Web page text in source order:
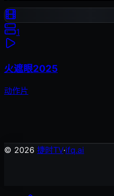
1
火遮眼2025
动作片
© 2026 捷时TV·ifq.ai